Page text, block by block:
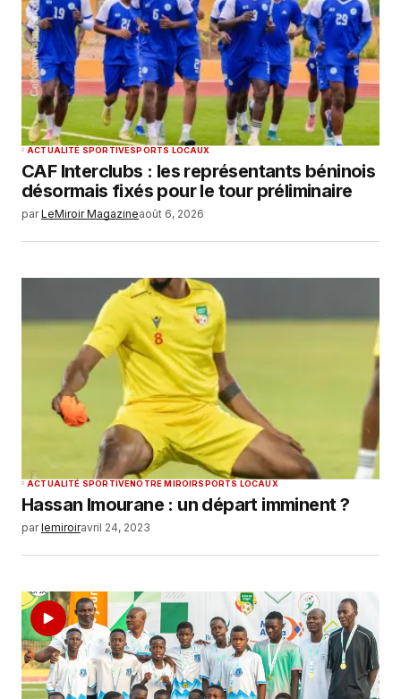
ACTUALITÉ SPORTIVESPORTS LOCAUX
CAF Interclubs : les représentants béninois
désormais fixés pour le tour préliminaire
par LeMiroir Magazineaoût 6, 2026
ACTUALITÉ SPORTIVENOTRE MIROIRSPORTS LOCAUX
Hassan Imourane : un départ imminent ?
par lemiroiravril 24, 2023